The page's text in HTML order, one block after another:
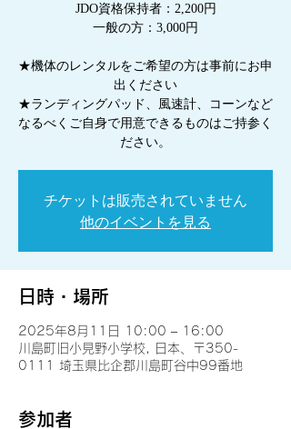
JDO資格保持者：2,200円
一般の方：3,000円
★機体のレンタルをご希望の方は事前にお申
出ください
★ランディングパッド、風速計、コーンなど
なるべくご自身で用意できるものはご持参く
チケットは販売されていません
他のイベントを見る
日時・場所
2025年8月11日 10:00 – 16:00
川島町旧小見野小学校, 日本、〒350-
0111 埼玉県比企郡川島町谷中99番地
参加者